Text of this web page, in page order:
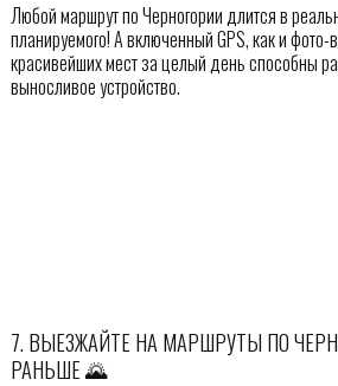
Любой маршрут по Черногории длится в
планируемого! А включенный GPS, как и
красивейших мест за целый день способны
выносливое устройство.
7. ВЫЕЗЖАЙТЕ НА МАРШРУТЫ ПО
РАНЬШЕ 🌄